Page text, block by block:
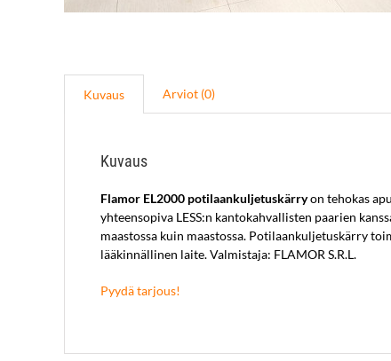
Kuvaus Arviot (0)
Kuvaus
Flamor EL2000 potilaankuljetuskärryon tehokas
yhteensopiva LESS:n kantokahvallisten paarien
maastossa kuin maastossa. Potilaankuljetuskärry
lääkinnällinen laite. Valmistaja: FLAMOR S.R.L.
Pyydä tarjous!